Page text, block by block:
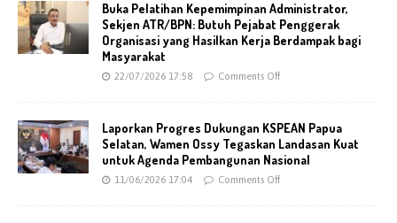
Buka Pelatihan Kepemimpinan Administrator,
Sekjen ATR/BPN: Butuh Pejabat Penggerak
Organisasi yang Hasilkan Kerja Berdampak bagi
Masyarakat
22/07/2026 17:58 Comments Off
Laporkan Progres Dukungan KSPEAN Papua
Selatan, Wamen Ossy Tegaskan Landasan Kuat
untuk Agenda Pembangunan Nasional
11/06/2026 17:04 Comments Off